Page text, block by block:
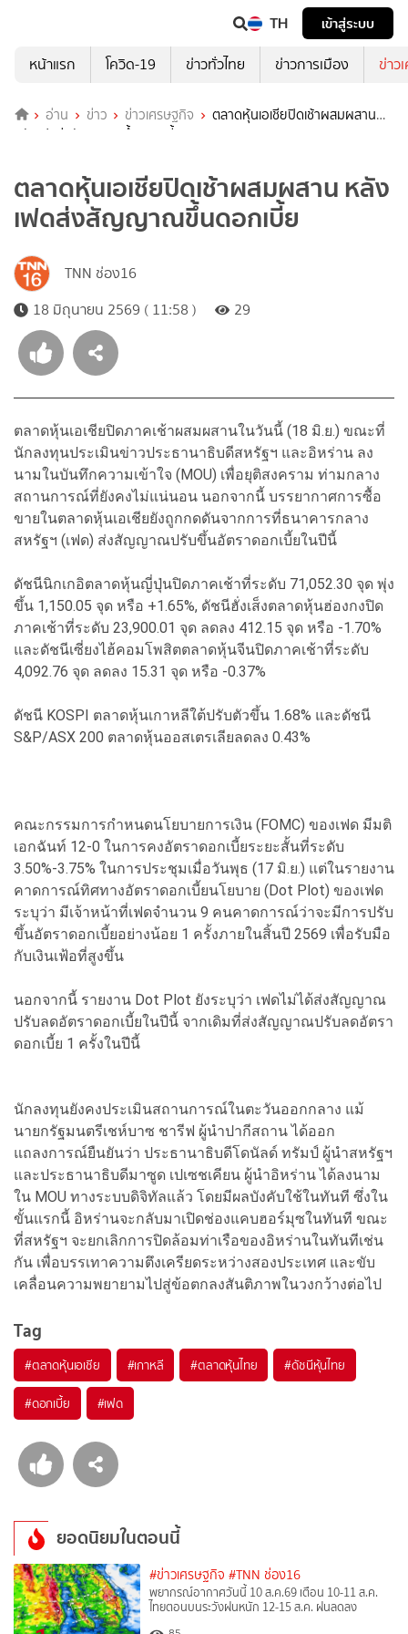
TH
เข้าสู่ระบบ
หน้าแรก
โควิด-19 ข่าวทั่วไทย ข่าวการเมือง ข่าว
อ่าน ข่าว ข่าวเศรษฐกิจ
ตลาดหุ้นเอเชียปิดเช้าผสมผสาน
หลังเฟดส่งสัญญาณขึ้นดอกเบี้ย
ตลาดหุ้นเอเชียปิดเช้าผสมผสาน หลัง
เฟดส่งสัญญาณขึ้นดอกเบี้ย
TNN ช่อง16
18 มิถุนายน 2569 ( 11:58 )
29
ตลาดหุ้นเอเชียปิดภาคเช้าผสมผสานในวันนี้ (18 มิ.ย.) ขณะที่
นักลงทุนประเมินข่าวประธานาธิบดีสหรัฐฯ และอิหร่าน ลง
นามในบันทึกความเข้าใจ (MOU) เพื่อยุติสงคราม ท่ามกลาง
สถานการณ์ที่ยังคงไม่แน่นอน นอกจากนี้ บรรยากาศการซื้อ
ขายในตลาดหุ้นเอเชียยังถูกกดดันจากการที่ธนาคารกลาง
สหรัฐฯ (เฟด) ส่งสัญญาณปรับขึ้นอัตราดอกเบี้ยในปีนี้
ดัชนีนิกเกอิตลาดหุ้นญี่ปุ่นปิดภาคเช้าที่ระดับ 71,052.30 จุด พุ่ง
ขึ้น 1,150.05 จุด หรือ +1.65%, ดัชนีฮั่งเส็งตลาดหุ้นฮ่องกงปิด
ภาคเช้าที่ระดับ 23,900.01 จุด ลดลง 412.15 จุด หรือ -1.70%
และดัชนีเซี่ยงไฮ้คอมโพสิตตลาดหุ้นจีนปิดภาคเช้าที่ระดับ
4,092.76 จุด ลดลง 15.31 จุด หรือ -0.37%
ดัชนี KOSPI ตลาดหุ้นเกาหลีใต้ปรับตัวขึ้น 1.68% และดัชนี
S&P/ASX 200 ตลาดหุ้นออสเตรเลียลดลง 0.43%
คณะกรรมการกำหนดนโยบายการเงิน (FOMC) ของเฟด มีมติ
เอกฉันท์ 12-0 ในการคงอัตราดอกเบี้ยระยะสั้นที่ระดับ
3.50%-3.75% ในการประชุมเมื่อวันพุธ (17 มิ.ย.) แต่ในรายงาน
คาดการณ์ทิศทางอัตราดอกเบี้ยนโยบาย (Dot Plot) ของเฟด
ระบุว่า มีเจ้าหน้าที่เฟดจำนวน 9 คนคาดการณ์ว่าจะมีการปรับ
ขึ้นอัตราดอกเบี้ยอย่างน้อย 1 ครั้งภายในสิ้นปี 2569 เพื่อรับมือ
กับเงินเฟ้อที่สูงขึ้น
นอกจากนี้ รายงาน Dot Plot ยังระบุว่า เฟดไม่ได้ส่งสัญญาณ
ปรับลดอัตราดอกเบี้ยในปีนี้ จากเดิมที่ส่งสัญญาณปรับลดอัตรา
ดอกเบี้ย 1 ครั้งในปีนี้
นักลงทุนยังคงประเมินสถานการณ์ในตะวันออกกลาง แม้
นายกรัฐมนตรีเชห์บาซ ชารีฟ ผู้นำปากีสถาน ได้ออก
แถลงการณ์ยืนยันว่า ประธานาธิบดีโดนัลด์ ทรัมป์ ผู้นำสหรัฐฯ
และประธานาธิบดีมาซูด เปเซชเคียน ผู้นำอิหร่าน ได้ลงนาม
ใน MOU ทางระบบดิจิทัลแล้ว โดยมีผลบังคับใช้ในทันที ซึ่งใน
ขั้นแรกนี้ อิหร่านจะกลับมาเปิดช่องแคบฮอร์มุซในทันที ขณะ
ที่สหรัฐฯ จะยกเลิกการปิดล้อมท่าเรือของอิหร่านในทันทีเช่น
กัน เพื่อบรรเทาความตึงเครียดระหว่างสองประเทศ และขับ
เคลื่อนความพยายามไปสู่ข้อตกลงสันติภาพในวงกว้างต่อไป
Tag
#ตลาดหุ้นเอเชีย #เกาหลี #ตลาดหุ้นไทย #ดัชนีหุ้นไทย
#ดอกเบี้ย #เฟด
ยอดนิยมในตอนนี้
#ข่าวเศรษฐกิจ #TNN ช่อง16
พยากรณ์อากาศวันนี้ 10 ส.ค.69 เตือน 10-11 ส.ค.
ไทยตอนบนระวังฝนหนัก 12-15 ส.ค. ฝนลดลง